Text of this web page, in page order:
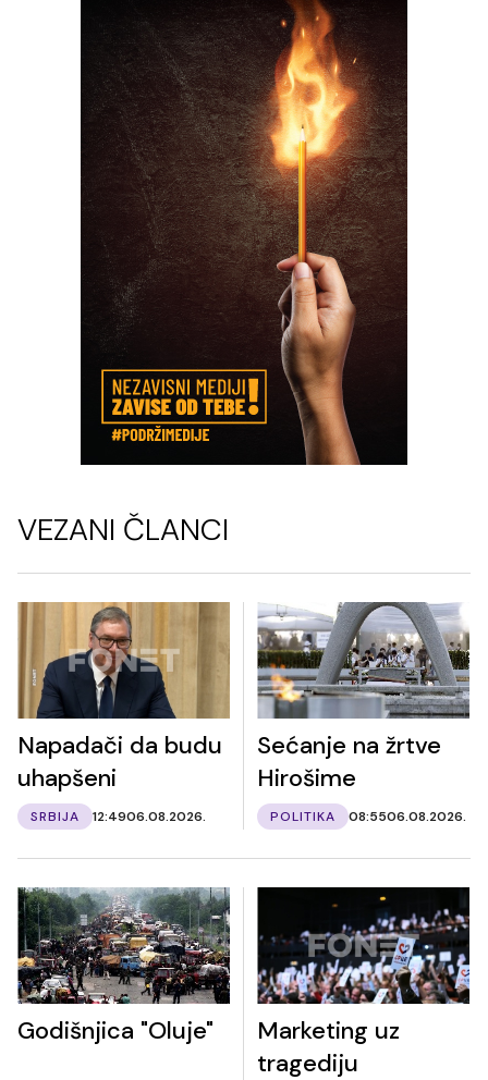
VEZANI ČLANCI
Napadači da budu
uhapšeni
SRBIJA 12:4906.08.2026.
Sećanje na žrtve
Hirošime
POLITIKA 08:5506.08.2026.
Godišnjica "Oluje"
Marketing uz
tragediju